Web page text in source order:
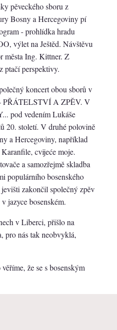
pěveckého sboru z
Bosny a Hercegoviny pí
- prohlídka hradu
výlet na Ještěd. Návštěvu
města Ing. Kittner. Z
ptačí perspektivy.
koncert obou sborů v
PŘÁTELSTVÍ A ZPĚV. V
pod vedením Lukáše
20. století. V druhé polovině
a Hercegoviny, například
cvijeće moje.
a samozřejmě skladba
populárního bosenského
zakončil společný zpěv
jazyce bosenském.
v Liberci, přišlo na
pro nás tak neobvyklá,
že se s bosenským